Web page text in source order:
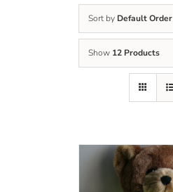
Sort by Default Order
Show 12 Products